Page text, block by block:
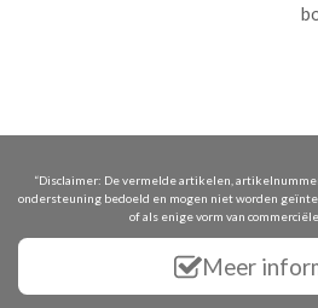
“Disclaimer: De vermelde artikelen,
ondersteuning bedoeld en mogen niet worden
of als enige vorm van
Meer